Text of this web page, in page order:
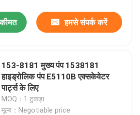
हमसे संपर्क करें
153-8181 मुख्य पंप 1538181
हाइड्रोलिक पंप E5110B एक्सकेवेटर
पार्ट्स के लिए
MOQ：1 टुकड़ा
मूल्य：Negotiable price